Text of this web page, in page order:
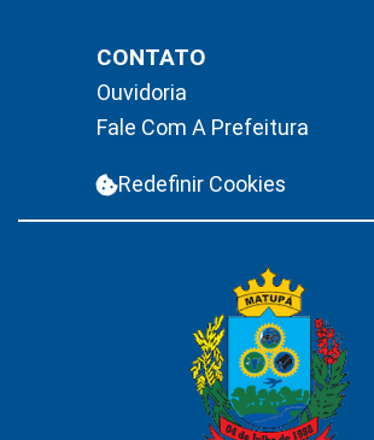
CONTATO
Ouvidoria
Fale Com A Prefeitura
Redefinir Cookies